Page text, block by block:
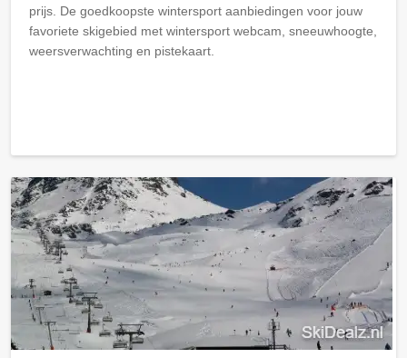
prijs. De goedkoopste wintersport aanbiedingen voor jouw
favoriete skigebied met wintersport webcam, sneeuwhoogte,
weersverwachting en pistekaart.